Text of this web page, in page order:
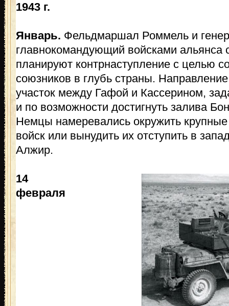
1943 г.
Январь. Фельдмаршал Роммель и
главнокомандующий войсками альянса
планируют контрнаступление с целью
союзников в глубь страны.
участок между Гафой и Кассерином,
и по возможности достигнуть залива
Немцы намеревались окружить
войск или вынудить их отступить в
Алжир.
14
февраля